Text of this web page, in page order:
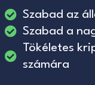
Szabad az
Szabad a
Tökéletes
számára